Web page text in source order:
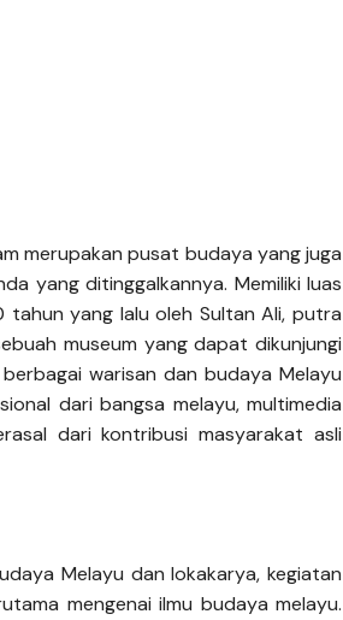
merupakan pusat budaya yang juga
yang ditinggalkannya. Memiliki luas
yang lalu oleh Sultan Ali, putra
museum yang dapat dikunjungi
warisan dan budaya Melayu
dari bangsa melayu, multimedia
dari kontribusi masyarakat asli
Melayu dan lokakarya, kegiatan
mengenai ilmu budaya melayu.